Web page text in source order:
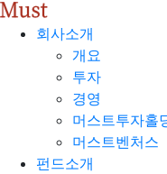
회사소개
개요
투자
경영
머스트투자홀
머스트벤처스
펀드소개